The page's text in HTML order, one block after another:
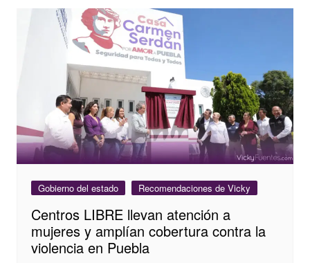
Gobierno del estado Recomendaciones de Vicky
Centros LIBRE llevan atención a
mujeres y amplían cobertura contra la
violencia en Puebla